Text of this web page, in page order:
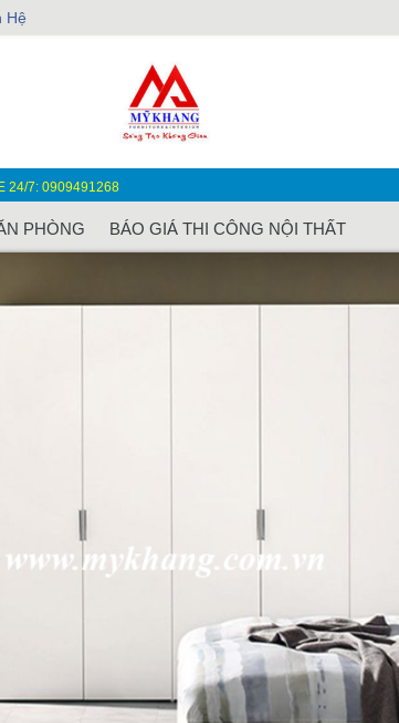
Hệ
24/7: 0909491268
PHÒNG BÁO GIÁ THI CÔNG NỘI THẤT